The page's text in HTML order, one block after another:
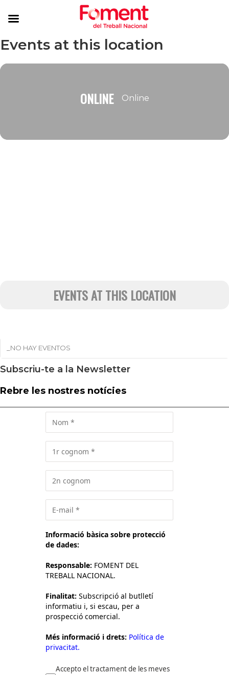
Events at this location
ONLINE Online
EVENTS AT THIS LOCATION
_NO HAY EVENTOS
Subscriu-te a la Newsletter
Rebre les nostres notícies
Informació bàsica sobre protecció
de dades:
Responsable: FOMENT DEL
TREBALL NACIONAL.
Finalitat: Subscripció al butlletí
informatiu i, si escau, per a
prospecció comercial.
Més informació i drets: Política de
privacitat.
Accepto el tractament de les meves